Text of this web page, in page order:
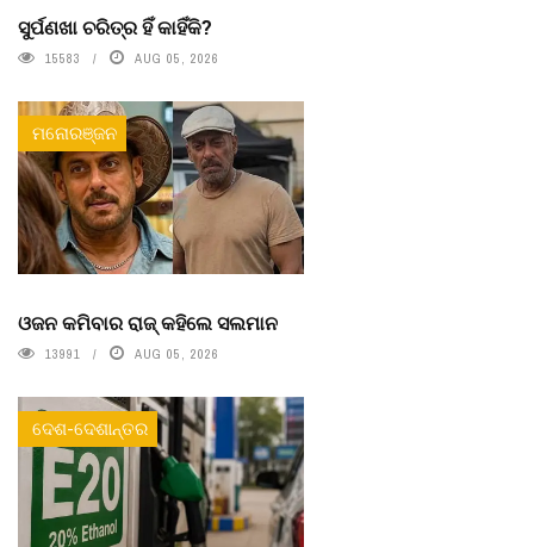
ସୁର୍ପଣଖା ଚରିତ୍ର ହିଁ କାହିଁକି?
15583 AUG 05, 2026
ମନୋରଞ୍ଜନ
ଓଜନ କମିବାର ରାଜ୍ କହିଲେ ସଲମାନ
13991 AUG 05, 2026
ଦେଶ-ଦେଶାନ୍ତର